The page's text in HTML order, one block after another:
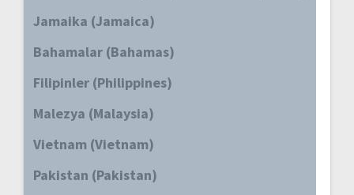
Jamaika (Jamaica)
Bahamalar (Bahamas)
Filipinler (Philippines)
Malezya (Malaysia)
Vietnam (Vietnam)
Pakistan (Pakistan)